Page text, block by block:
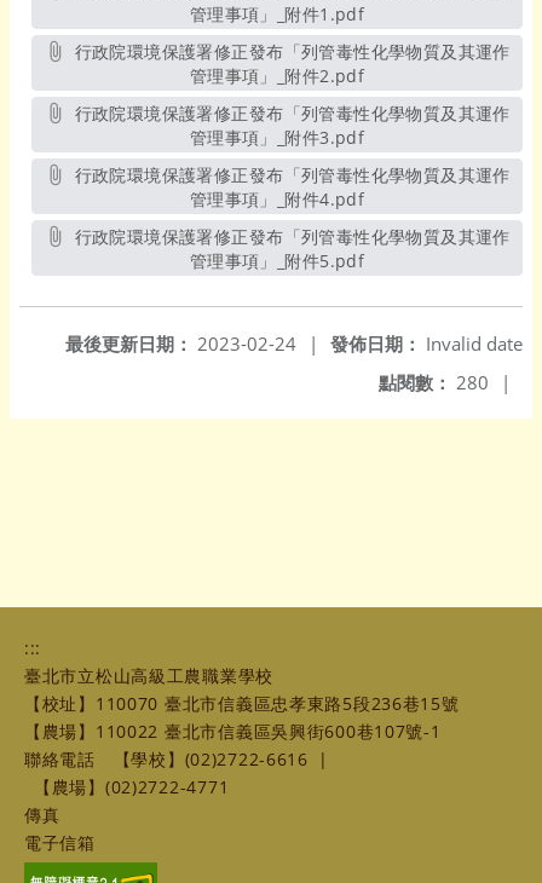
管理事項」_附件1.pdf另開新視窗
管理事項」_附件2.pdf另開新視窗
管理事項」_附件3.pdf另開新視窗
管理事項」_附件4.pdf另開新視窗
管理事項」_附件5.pdf另開新視窗
發佈日期： Invalid date
最後更新日期： 2023-02-24
|
點閱數： 280 |
:::
臺北市立松山高級工農職業學校
【校址】110070 臺北市信義區忠孝東路5段236巷15號
【農場】110022 臺北市信義區吳興街600巷107號-1
聯絡電話
【學校】(02)2722-6616
|
【農場】(02)2722-4771
傳真
電子信箱